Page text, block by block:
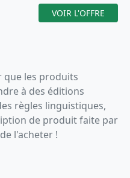
VOIR L'OFFRE
que les produits
à des éditions
règles linguistiques,
de produit faite par
l'acheter !